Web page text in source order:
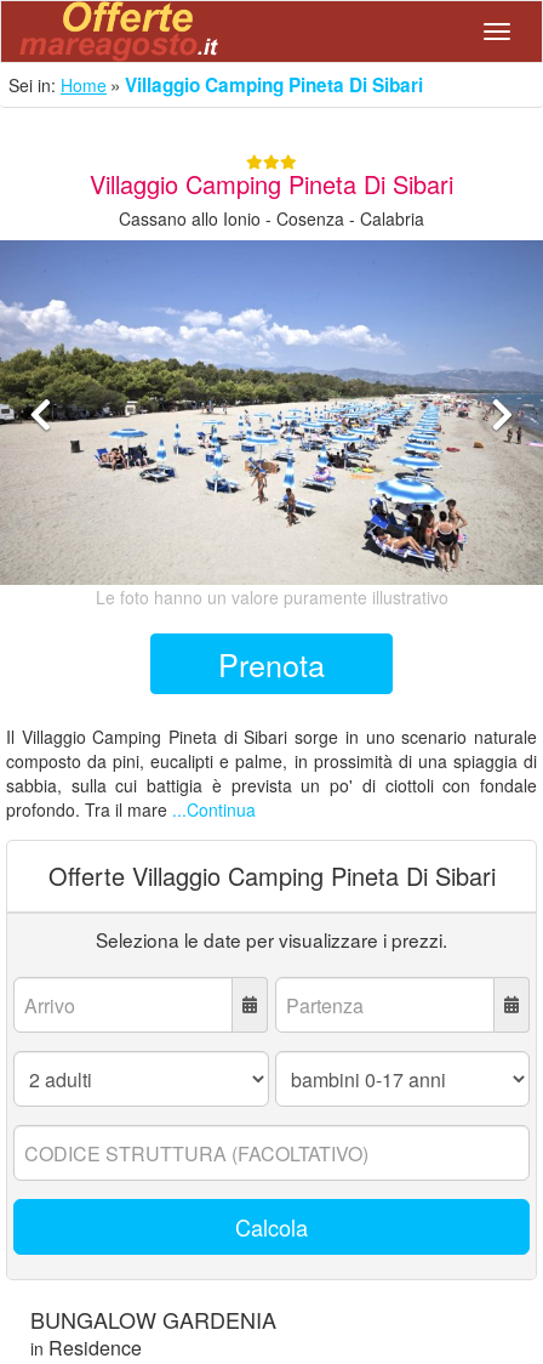
Sei in: Home Villaggio Camping Pineta Di Sibari
Villaggio Camping Pineta Di Sibari
Cassano allo Ionio - Cosenza - Calabria
Le foto hanno un valore puramente illustrativo
Prenota
Il Villaggio Camping Pineta di Sibari sorge in uno scenario naturale
composto da pini, eucalipti e palme, in prossimità di una spiaggia di
sabbia, sulla cui battigia è prevista un po' di ciottoli con fondale
profondo. Tra il mare ...Continua
Offerte Villaggio Camping Pineta Di Sibari
Seleziona le date per visualizzare i prezzi.
Arrivo: Partenza:
Adulti:
Bambini
17
Codice
struttura:
Calcola
BUNGALOW GARDENIA
in Residence